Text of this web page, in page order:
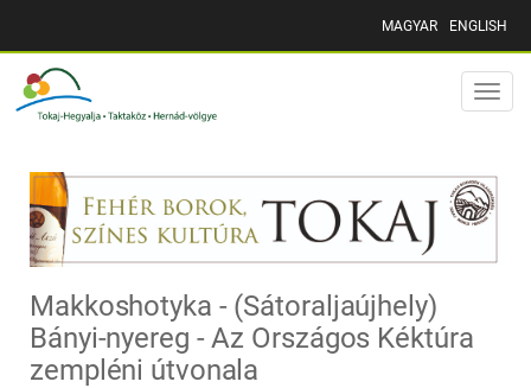
MAGYAR ENGLISH
Toggle
Makkoshotyka - (Sátoraljaújhely)
Bányi-nyereg - Az Országos Kéktúra
zempléni útvonala